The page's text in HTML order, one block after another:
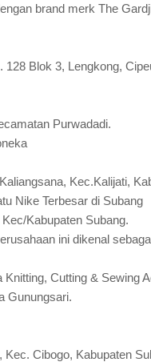
brand merk The
Blok 3, Lengkong,
Purwadadi.
Kec.Kalijati,
Nike Terbesar di Subang
Kabupaten Subang.
ini dikenal
Cutting & Sewing
Gunungsari.
Cibogo, Kabupaten